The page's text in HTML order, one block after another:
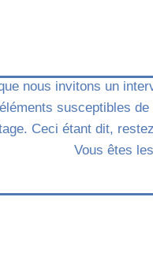
nous invitons un
susceptibles
Ceci étant dit,
Vous êtes